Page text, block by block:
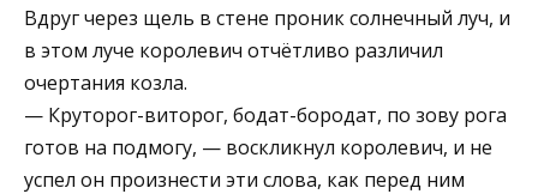
Вдруг через щель в стене проник солнечный луч, и
в этом луче королевич отчётливо различил
очертания козла.
— Круторог-виторог, бодат-бородат, по зову рога
готов на подмогу, — воскликнул королевич, и не
успел он произнести эти слова, как перед ним